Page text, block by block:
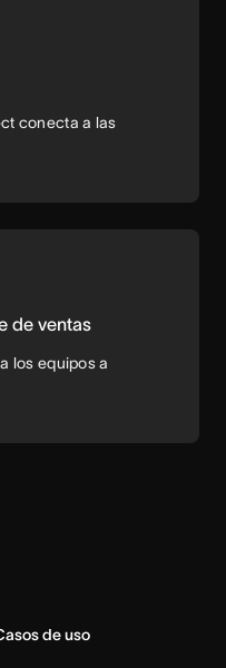
conecta a las
de ventas
los equipos a
de uso